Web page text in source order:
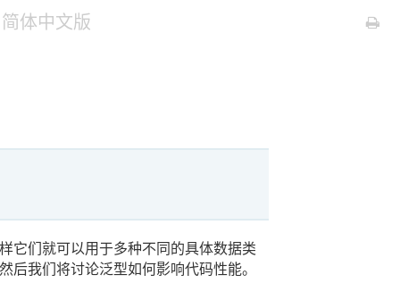
体中文版
它们就可以用于多种不同的具体数据类
我们将讨论泛型如何影响代码性能。